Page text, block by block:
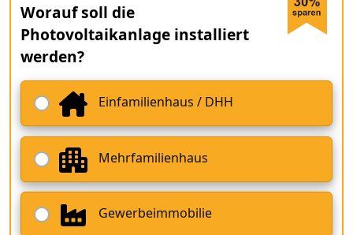
Worauf soll die
Photovoltaikanlage installiert
werden?
Einfamilienhaus / DHH
Mehrfamilienhaus
Gewerbeimmobilie